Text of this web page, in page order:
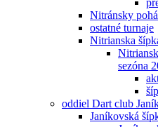
Nitránsky
ostatné turnaje
Nitrianska
sezóna
oddiel Dart club
Janíkovská